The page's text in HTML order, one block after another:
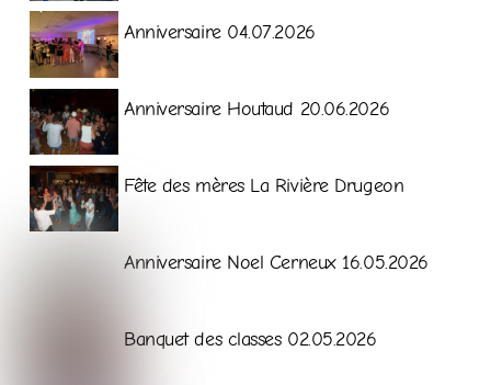
Anniversaire 04.07.2026
Anniversaire Houtaud 20.06.2026
Galerie
Fête des mères La Rivière Drugeon
Galerie
Anniversaire Noel Cerneux 16.05.2026
Galerie
Banquet des classes 02.05.2026